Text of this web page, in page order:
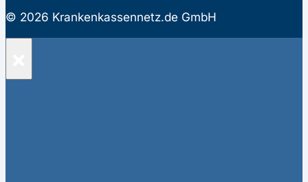
© 2026 Krankenkassennetz.de GmbH